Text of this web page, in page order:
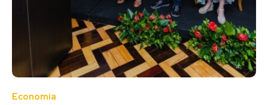
Economia